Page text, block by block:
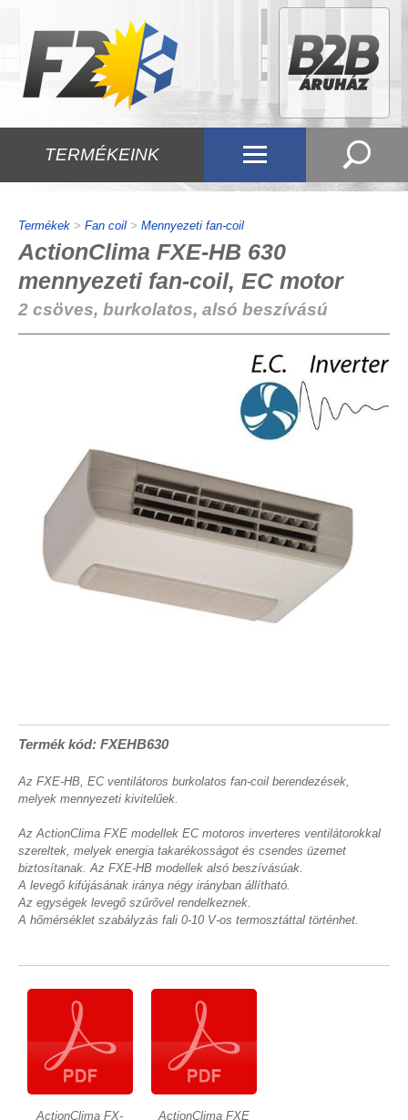
TERMÉKEINK
Termékek > Fan coil > Mennyezeti fan-coil
ActionClima FXE-HB 630
mennyezeti fan-coil, EC motor
2 csöves, burkolatos, alsó beszívású
Termék kód: FXEHB630
Az FXE-HB, EC ventilátoros burkolatos fan-coil berendezések,
melyek mennyezeti kivitelűek.
Az ActionClima FXE modellek EC motoros inverteres ventilátorokkal
szereltek, melyek energia takarékosságot és csendes üzemet
biztosítanak. Az FXE-HB modellek alsó beszívásúak.
A levegő kifújásának iránya négy irányban állítható.
Az egységek levegő szűrővel rendelkeznek.
A hőmérséklet szabályzás fali 0-10 V-os termosztáttal történhet.
ActionClima FX-
ActionClima FXE